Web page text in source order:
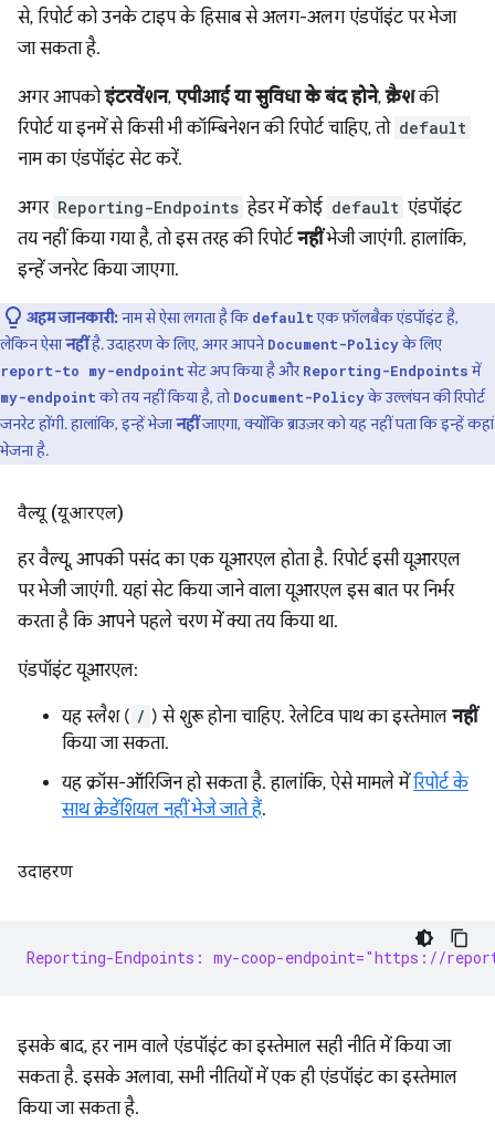
से, रिपोर्ट को उनके टाइप के हिसाब से अलग-अलग एंडपॉइंट पर भेजा
जा सकता है.
अगर आपकोइंटरवेंशन, एपीआई या सुविधा के बंद होने,क्रैशकी
रिपोर्ट या इनमें से किसी भी कॉम्बिनेशन की रिपोर्ट चाहिए, तो default
नाम का एंडपॉइंट सेट करें.
अगर Reporting-Endpoints हेडर में कोई default एंडपॉइंट
तय नहीं किया गया है, तो इस तरह की रिपोर्टनहींभेजी जाएंगी. हालांकि,
इन्हें जनरेट किया जाएगा.
अहम जानकारी:नाम से ऐसा लगता है कि defaultएक फ़ॉलबैक एंडपॉइंट है,
लेकिन ऐसानहींहै. उदाहरण के लिए, अगर आपनेDocument-Policyके लिए
report-to my-endpointसेट अप किया है औरReporting-Endpointsमें
my-endpointको तय नहीं किया है, तोDocument-Policyके उल्लंघन की रिपोर्ट
जनरेट होंगी. हालांकि, इन्हें भेजानहींजाएगा, क्योंकि ब्राउज़र को यह नहीं पता कि इन्हें कहां
भेजना है.
वैल्यू (यूआरएल)
हर वैल्यू, आपकी पसंद का एक यूआरएल होता है. रिपोर्ट इसी यूआरएल
पर भेजी जाएंगी. यहां सेट किया जाने वाला यूआरएल इस बात पर निर्भर
करता है कि आपने पहले चरण में क्या तय किया था.
एंडपॉइंट यूआरएल:
यह स्लैश ( / ) से शुरू होना चाहिए. रेलेटिव पाथ का इस्तेमाल नहीं
किया जा सकता.
यह क्रॉस-ऑरिजिन हो सकता है. हालांकि, ऐसे मामले मेंरिपोर्ट के
साथ क्रेडेंशियल नहीं भेजे जाते हैं.
उदाहरण
Reporting-Endpoints: my-coop-endpoint="https://
इसके बाद, हर नाम वाले एंडपॉइंट का इस्तेमाल सही नीति में किया जा
सकता है. इसके अलावा, सभी नीतियों में एक ही एंडपॉइंट का इस्तेमाल
किया जा सकता है.